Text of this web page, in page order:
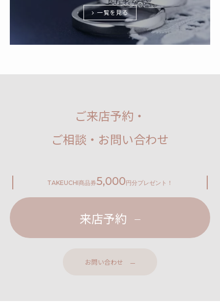
一覧を見る
ご来店予約・
ご相談・お問い合わせ
TAKEUCHI商品券5,000円分プレゼント！
来店予約
お問い合わせ